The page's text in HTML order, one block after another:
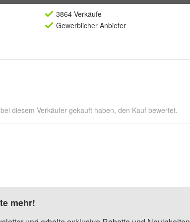
3864 Verkäufe
Gewerblicher Anbieter
diesem Verkäufer gekauft haben, den Kauf bewertet.
mehr!